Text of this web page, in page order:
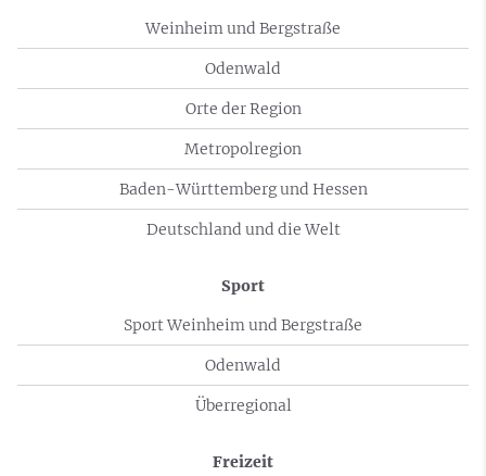
Weinheim und Bergstraße
Odenwald
Orte der Region
Metropolregion
Baden-Württemberg und Hessen
Deutschland und die Welt
Sport
Sport Weinheim und Bergstraße
Odenwald
Überregional
Freizeit